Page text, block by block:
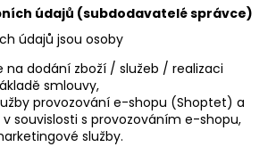
údajů (subdodavatelé správce)
údajů jsou osoby
na dodání zboží / služeb / realizaci
smlouvy,
provozování e-shopu (Shoptet) a
v souvislosti s provozováním e-shopu,
služby.